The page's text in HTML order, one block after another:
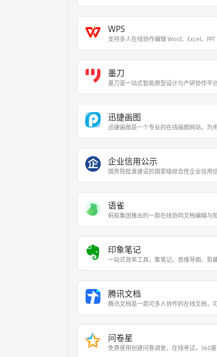
WPS
支持多人在线协作编辑 Word、Excel、PPT
墨刀
墨刀是一站式智能原型设计与产研协作平
迅捷画图
迅捷画图是一个专业的在线画图网站，为
企业信用公示
国务院批准建设的国家级综合性企业信用
语雀
蚂蚁集团推出的一款‌在线协同文档编辑与
印象笔记
一站式效率工具，集笔记、思维导图、剪
腾讯文档
腾讯文档是一款可多人协作的在线文档，
问卷星
免费使用创建问卷调查，在线考试，360